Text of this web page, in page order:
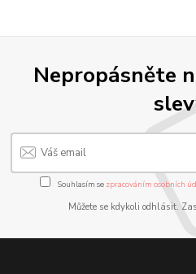
Nepropásněte
Souhlasím se zpracováním osobních
Můžete se kdykoli odhlásit.